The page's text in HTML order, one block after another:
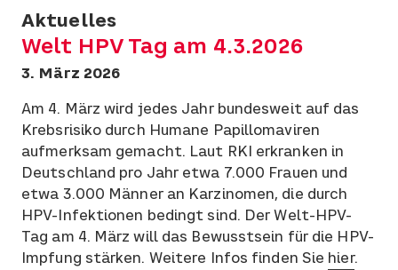
Aktuelles
Welt HPV Tag am 4.3.2026
3. März 2026
Am 4. März wird jedes Jahr bundesweit auf das
Krebsrisiko durch Humane Papillomaviren
aufmerksam gemacht. Laut RKI erkranken in
Deutschland pro Jahr etwa 7.000 Frauen und
etwa 3.000 Männer an Karzinomen, die durch
HPV-Infektionen bedingt sind. Der Welt-HPV-
Tag am 4. März will das Bewusstsein für die HPV-
Impfung stärken. Weitere Infos finden Sie hier.